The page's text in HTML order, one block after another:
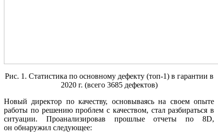
Рис. 1. Статистика по основному дефекту (топ-1) в гарантии в
2020 г. (всего 3685 дефектов)
Новый директор по качеству, основываясь на своем опыте
работы по решению проблем с качеством, стал разбираться в
ситуации. Проанализировав прошлые отчеты по 8D,
он обнаружил следующее: